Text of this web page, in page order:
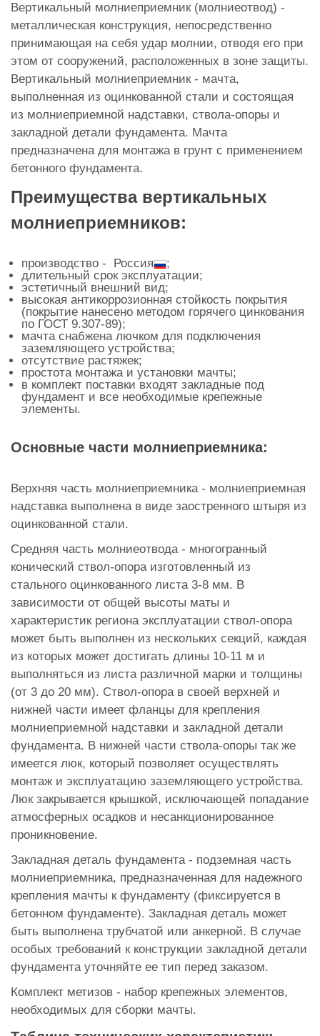
Вертикальный молниеприемник (молниеотвод) -
металлическая конструкция, непосредственно
принимающая на себя удар молнии, отводя его при
этом от сооружений, расположенных в зоне защиты.
Вертикальный молниеприемник - мачта,
выполненная из оцинкованной стали и состоящая
из молниеприемной надставки, ствола-опоры и
закладной детали фундамента. Мачта
предназначена для монтажа в грунт с применением
бетонного фундамента.
Преимущества вертикальных
молниеприемников:
производство - Россия
;
длительный срок эксплуатации;
эстетичный внешний вид;
высокая антикоррозионная стойкость покрытия
(покрытие нанесено методом горячего цинкования
по ГОСТ 9.307-89);
мачта снабжена лючком для подключения
заземляющего устройства;
отсутствие растяжек;
простота монтажа и установки мачты;
в комплект поставки входят закладные под
фундамент и все необходимые крепежные
элементы.
Основные части молниеприемника:
Верхняя часть молниеприемника - молниеприемная
надставка выполнена в виде заостренного штыря из
оцинкованной стали.
Средняя часть молниеотвода - многогранный
конический ствол-опора изготовленный из
стального оцинкованного листа 3-8 мм. В
зависимости от общей высоты маты и
характеристик региона эксплуатации ствол-опора
может быть выполнен из нескольких секций, каждая
из которых может достигать длины 10-11 м и
выполняться из листа различной марки и толщины
(от 3 до 20 мм). Ствол-опора в своей верхней и
нижней части имеет фланцы для крепления
молниеприемной надставки и закладной детали
фундамента. В нижней части ствола-опоры так же
имеется люк, который позволяет осуществлять
монтаж и эксплуатацию заземляющего устройства.
Люк закрывается крышкой, исключающей попадание
атмосферных осадков и несанкционированное
проникновение.
Закладная деталь фундамента - подземная часть
молниеприемника, предназначенная для надежного
крепления мачты к фундаменту (фиксируется в
бетонном фундаменте). Закладная деталь может
быть выполнена трубчатой или анкерной. В случае
особых требований к конструкции закладной детали
фундамента уточняйте ее тип перед заказом.
Комплект метизов - набор крепежных элементов,
необходимых для сборки мачты.